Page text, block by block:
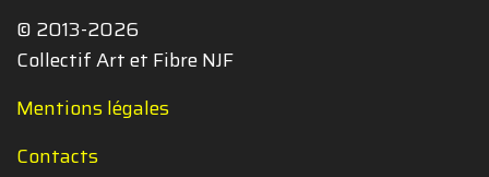
© 2013-2026
Collectif Art et Fibre NJF
Mentions légales
Contacts